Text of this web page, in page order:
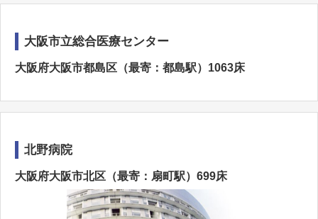
大阪市立総合医療センター
大阪府大阪市都島区（最寄：都島駅）1063床
北野病院
大阪府大阪市北区（最寄：扇町駅）699床